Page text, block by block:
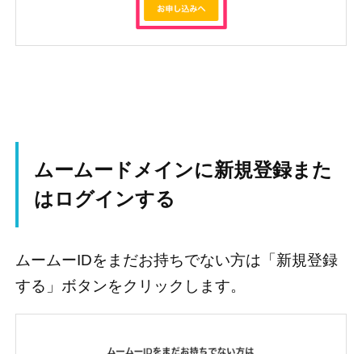
ムームードメインに新規登録また
はログインする
ムームーIDをまだお持ちでない方は「新規登録
する」ボタンをクリックします。